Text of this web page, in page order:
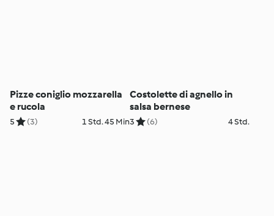
Pizze coniglio mozzarella
e rucola
5 (3) 1 Std. 45 Min
Costolette di agnello in
salsa bernese
3 (6) 4 Std.